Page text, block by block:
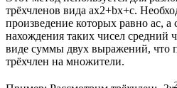
трёхчленов вида ax2+bx+c.
произведение которых равно ac, а
нахождения таких чисел средний
виде суммы двух выражений, что
трёхчлен на множители.